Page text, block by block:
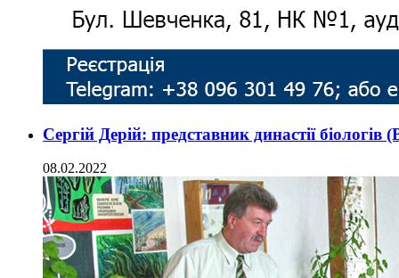
Сергій Дерій: представник династії біологів
08.02.2022